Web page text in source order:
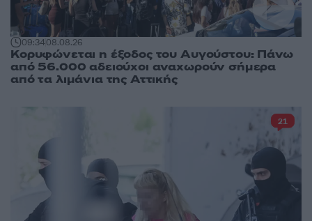
09:3408.08.26
Κορυφώνεται η έξοδος του Αυγούστου: Πάνω
από 56.000 αδειούχοι αναχωρούν σήμερα
από τα λιμάνια της Αττικής
21